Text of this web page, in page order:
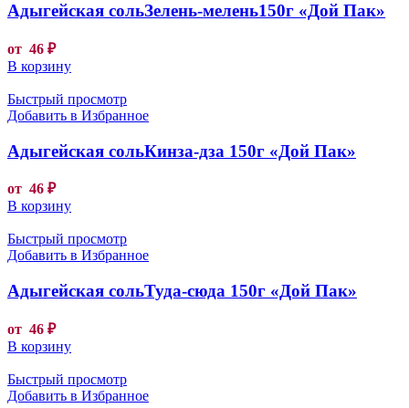
Адыгейская сольЗелень-мелень150г «Дой Пак»
от 46 ₽
В корзину
Быстрый просмотр
Добавить в Избранное
Адыгейская сольКинза-дза 150г «Дой Пак»
от 46 ₽
В корзину
Быстрый просмотр
Добавить в Избранное
Адыгейская сольТуда-сюда 150г «Дой Пак»
от 46 ₽
В корзину
Быстрый просмотр
Добавить в Избранное